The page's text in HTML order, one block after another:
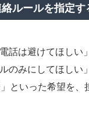
ルールを指定す
話は避けてほしい
のみにしてほしい
といった希望を、